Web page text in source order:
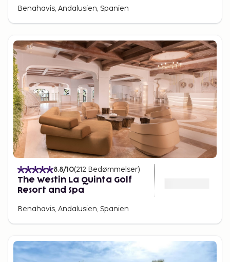
Benahavis, Andalusien, Spanien
8.8/10(212 Bedømmelser)
The Westin La Quinta Golf
Resort and Spa
Benahavis, Andalusien, Spanien